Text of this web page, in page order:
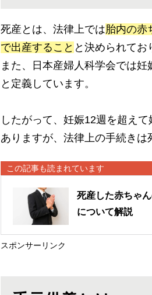
死産とは、法律上では胎内の赤
で出産すること と決められてお
また、日本産婦人科学会では
と定義しています。
したがって、妊娠12週を超え
ありますが、法律上の手続きは
この記事も読まれています
死産した赤ちゃ
について解説
スポンサーリンク